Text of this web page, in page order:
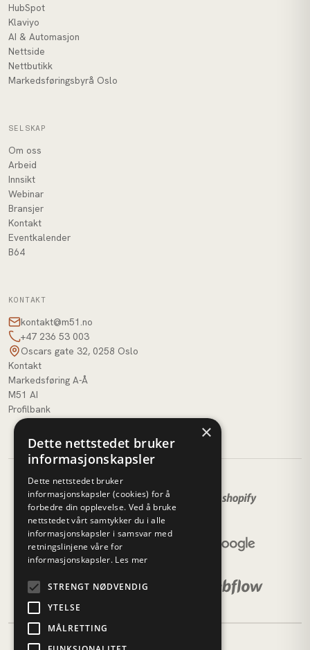
HubSpot
Klaviyo
AI & Automasjon
Nettside
Nettbutikk
Markedsføringsbyrå Oslo
SELSKAP
Om oss
Arbeid
Innsikt
Webinar
Bransjer
Kontakt
Eventkalender
B64
KONTAKT
kontakt@m51.no
+47 236 53 003
Oscars gate 32, 0258 Oslo
Kontakt
Markedsføring A-Å
M51 AI
Profilbank
×
Dette nettstedet bruker
informasjonskapsler
Dette nettstedet bruker
informasjonskapsler (cookies) for å
forbedre din opplevelse. Ved å bruke
nettstedet vårt samtykker du i alle
informasjonskapsler i samsvar med
retningslinjene våre for
informasjonskapsler. Les mer
STRENGT NØDVENDIG
YTELSE
MÅLRETTING